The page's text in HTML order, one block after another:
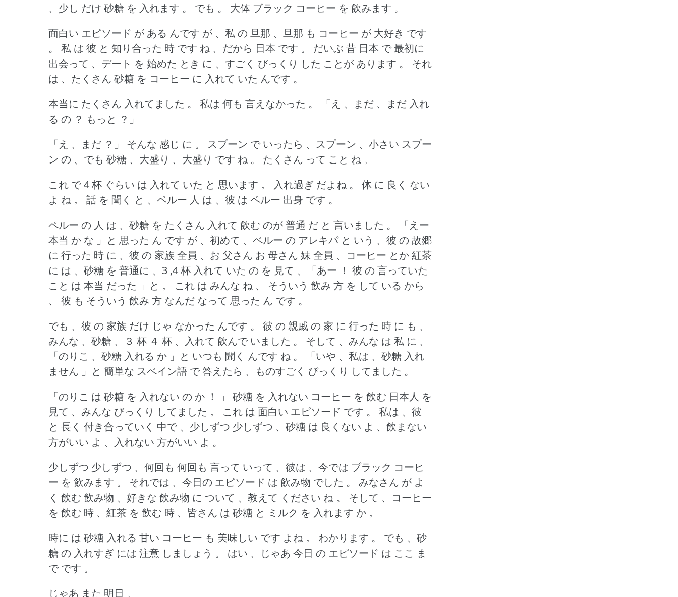
、少し だけ 砂糖 を 入れます 。
でも 。
大体 ブラック コーヒー を 飲みます 。
面白い エピソード が ある んです が 、私 の 旦那 、旦那 も コーヒー が 大好き です
。
私 は 彼 と 知り合った 時 です ね 、だから 日本 です 。
だいぶ 昔 日本 で 最初に
出会って 、デート を 始めた とき に 、すごく びっくり した ことが あります 。
それ
は 、たくさん 砂糖 を コーヒー に 入れて いた んです 。
本当に たくさん 入れてました 。
私は 何も 言えなかった 。
「え 、まだ 、まだ 入れ
る の ？ もっと ？」
「え 、まだ ？」
そんな 感じ に 。
スプーン で いったら 、スプーン 、小さい スプー
ン の 、でも 砂糖 、大盛り 、大盛り です ね 。
たくさん って こと ね 。
これ で 4 杯 ぐらい は 入れて いた と 思います 。
入れ過ぎ だよね 。
体 に 良く ない
よ ね 。
話 を 聞く と 、ペルー 人 は 、彼 は ペルー 出身 です 。
ペルー の 人 は 、砂糖 を たくさん 入れて 飲む のが 普通 だ と 言いました 。
「えー
本当 か な 」と 思った ん です が 、初めて 、ペルー の アレキパ と いう 、彼 の 故郷
に 行った 時 に 、彼 の 家族 全員 、お 父さん お 母さん 妹 全員 、コーヒー とか 紅茶
に は 、砂糖 を 普通に 、3 ,4 杯 入れて いた の を 見て 、「あー ！ 彼 の 言っていた
こと は 本当 だった 」と 。
これ は みんな ね 、 そういう 飲み 方 を して いる から
、 彼 も そういう 飲み 方 なんだ なって 思った ん です 。
でも 、彼 の 家族 だけ じゃ なかった んです 。
彼 の 親戚 の 家 に 行った 時 に も 、
みんな 、砂糖 、３ 杯 ４ 杯 、入れて 飲んで いました 。
そして 、みんな は 私 に 、
「のりこ 、砂糖 入れる か 」と いつも 聞く んです ね 。
「いや 、私は 、砂糖 入れ
ません 」と 簡単な スペイン語 で 答えたら 、ものすごく びっくり してました 。
「のりこ は 砂糖 を 入れない の か ！ 」
砂糖 を 入れない コーヒー を 飲む 日本人 を
見て 、みんな びっくり してました 。
これ は 面白い エピソード です 。
私は 、彼
と 長く 付き合っていく 中で 、少しずつ 少しずつ 、砂糖 は 良くない よ 、飲まない
方がいい よ 、入れない 方がいい よ 。
少しずつ 少しずつ 、何回も 何回も 言って いって 、彼は 、今では ブラック コーヒ
ー を 飲みます 。
それでは 、今日の エピソード は 飲み物 でした 。
みなさん が よ
く 飲む 飲み物 、好きな 飲み物 に ついて 、教えて ください ね 。
そして 、コーヒー
を 飲む 時 、紅茶 を 飲む 時 、皆さん は 砂糖 と ミルク を 入れます か 。
時に は 砂糖 入れる 甘い コーヒー も 美味しい です よね 。
わかります 。
でも 、砂
糖 の 入れすぎ には 注意 しましょう 。
はい 、じゃあ 今日 の エピソード は ここ ま
で です 。
じゃあ また 明日 。